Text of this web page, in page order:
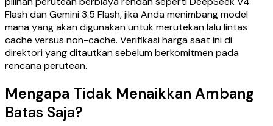
Flash dan Gemini 3.5 Flash, jika Anda menimbang model
mana yang akan digunakan untuk merutekan lalu lintas
cache versus non-cache. Verifikasi harga saat ini di
direktori yang ditautkan sebelum berkomitmen pada
rencana perutean.
Mengapa Tidak Menaikkan Ambang
Batas Saja?